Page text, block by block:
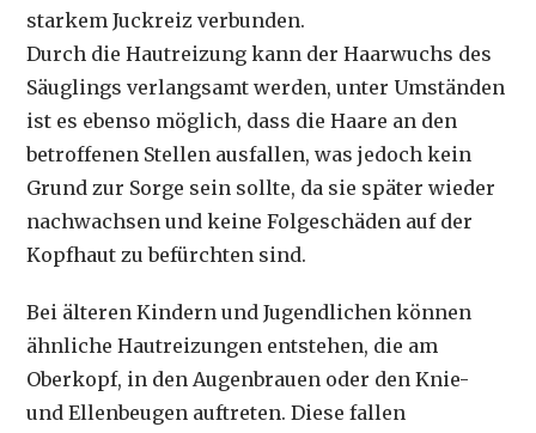
starkem Juckreiz verbunden.
Durch die Hautreizung kann der Haarwuchs des
Säuglings verlangsamt werden, unter Umständen
ist es ebenso möglich, dass die Haare an den
betroffenen Stellen ausfallen, was jedoch kein
Grund zur Sorge sein sollte, da sie später wieder
nachwachsen und keine Folgeschäden auf der
Kopfhaut zu befürchten sind.
Bei älteren Kindern und Jugendlichen können
ähnliche Hautreizungen entstehen, die am
Oberkopf, in den Augenbrauen oder den Knie-
und Ellenbeugen auftreten. Diese fallen